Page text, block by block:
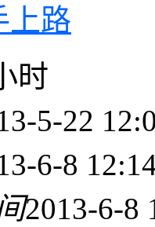
上路
时
5-22
6-8
2013-6-8